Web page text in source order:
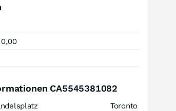
0,00
CA5545381082
Toronto